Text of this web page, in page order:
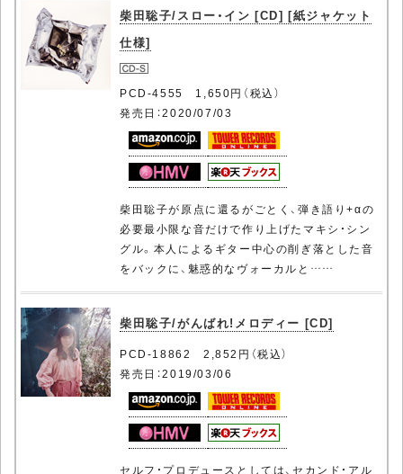
柴田聡子/スロー・イン [CD] [紙ジャケット
仕様]
PCD-4555 1,650円（税込）
発売日：2020/07/03
柴田聡子が原点に還るがごとく、弾き語り+αの
必要最小限な音だけで作り上げたマキシ・シン
グル。本人によるギター中心の削ぎ落とした音
をバックに、魅惑的なヴォーカルと……
柴田聡子/がんばれ!メロディー [CD]
PCD-18862 2,852円（税込）
発売日：2019/03/06
セルフ・プロデュースとしては、セカンド・アル